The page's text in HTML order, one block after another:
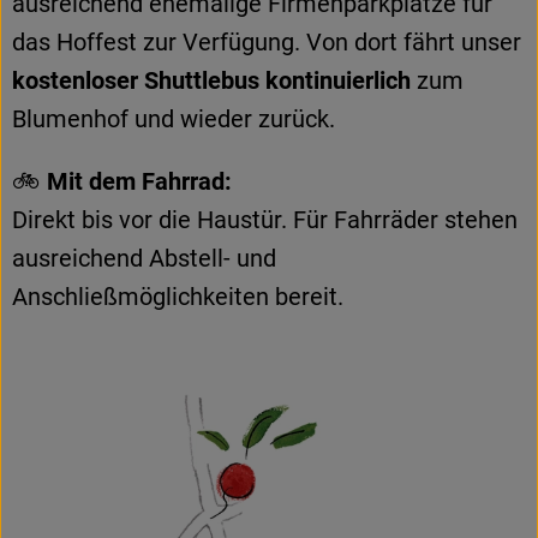
das Hoffest zur Verfügung. Von dort fährt unser
kostenloser Shuttlebus kontinuierlich zum
Blumenhof und wieder zurück.
🚲 Mit dem Fahrrad:
Direkt bis vor die Haustür. Für Fahrräder stehen
ausreichend Abstell- und
Anschließmöglichkeiten bereit.